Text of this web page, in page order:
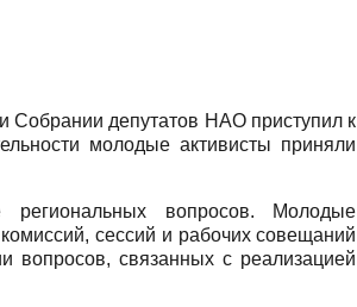
депутатов НАО приступил к
молодые активисты приняли
вопросов. Молодые
сессий и рабочих совещаний
вопросов, связанных с реализацией